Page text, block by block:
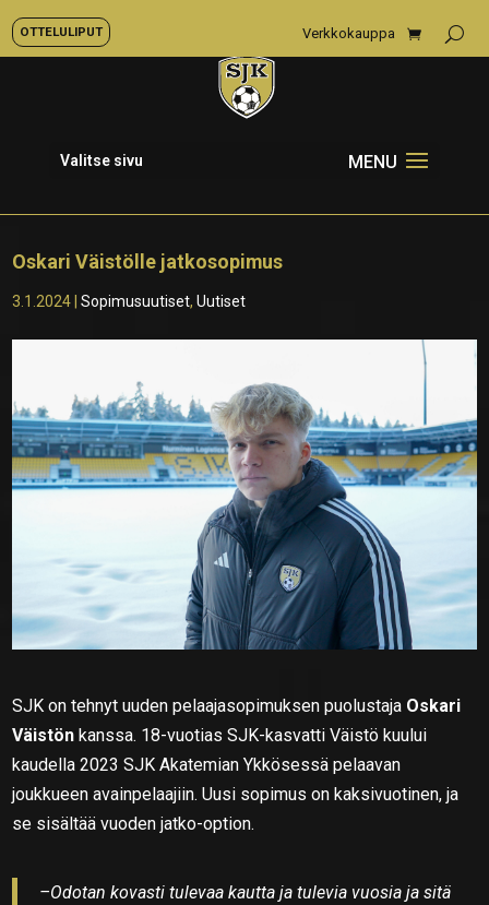
OTTELULIPUT Verkkokauppa
Valitse sivu
Oskari Väistölle jatkosopimus
3.1.2024 |Sopimusuutiset,Uutiset
SJK on tehnyt uuden pelaajasopimuksen puolustaja Oskari
Väistön kanssa. 18-vuotias SJK-kasvatti Väistö kuului
kaudella 2023 SJK Akatemian Ykkösessä pelaavan
joukkueen avainpelaajiin. Uusi sopimus on kaksivuotinen, ja
se sisältää vuoden jatko-option.
–Odotan kovasti tulevaa kautta ja tulevia vuosia ja sitä